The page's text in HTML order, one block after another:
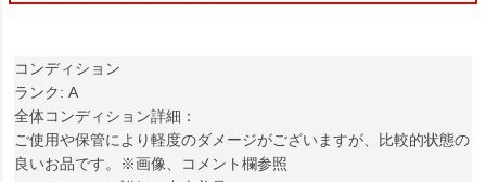
コンディション
ランク: A
全体コンディション詳細：
ご使用や保管により軽度のダメージがございますが、比較的状態の
良いお品です。※画像、コメント欄参照